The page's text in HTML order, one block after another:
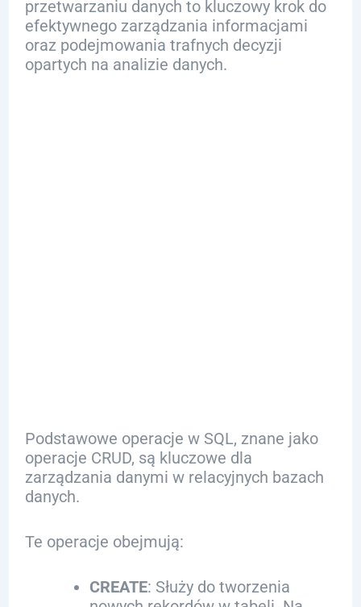
przetwarzaniu danych to kluczowy krok do
efektywnego zarządzania informacjami
oraz podejmowania trafnych decyzji
opartych na analizie danych.
Podstawowe operacje w SQL, znane jako
operacje CRUD, są kluczowe dla
zarządzania danymi w relacyjnych bazach
danych.
Te operacje obejmują:
CREATE: Służy do tworzenia